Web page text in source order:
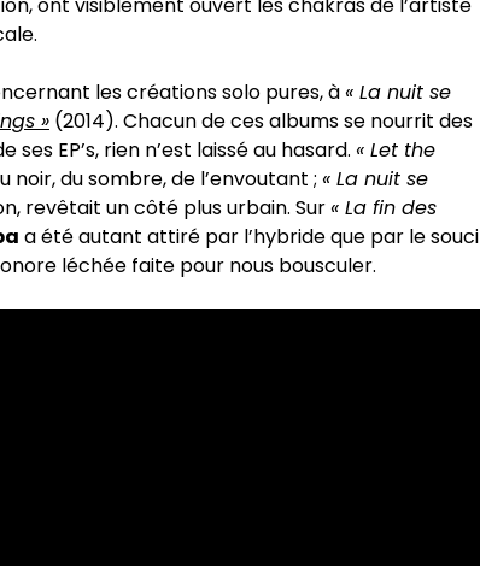
les créations solo pures, à« La nuit se
» (2014). Chacun de ces albums se nourrit des
EP’s, rien n’est laissé au hasard. « Let the
du sombre, de l’envoutant ; « La nuit se
revêtait un côté plus urbain. Sur« La fin des
a été autant attiré par l’hybride que par le souci
léchée faite pour nous bousculer.